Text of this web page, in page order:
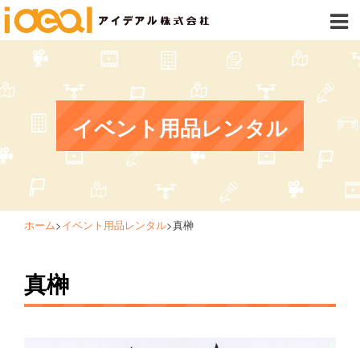
イベント用品レンタル
ホーム>イベント用品レンタル>真榊
真榊